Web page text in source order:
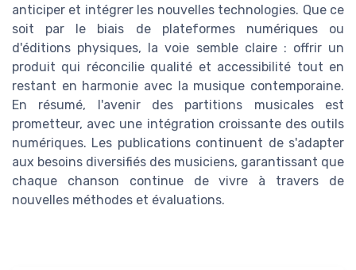
anticiper et intégrer les nouvelles technologies. Que ce
soit par le biais de plateformes numériques ou
d'éditions physiques, la voie semble claire : offrir un
produit qui réconcilie qualité et accessibilité tout en
restant en harmonie avec la musique contemporaine.
En résumé, l'avenir des partitions musicales est
prometteur, avec une intégration croissante des outils
numériques. Les publications continuent de s'adapter
aux besoins diversifiés des musiciens, garantissant que
chaque chanson continue de vivre à travers de
nouvelles méthodes et évaluations.